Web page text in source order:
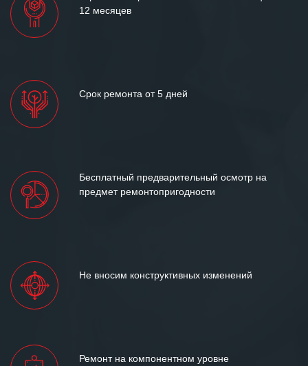
12 месяцев
Срок ремонта от 5 дней
Бесплатный предварительный осмотр на
предмет ремонтопригодности
Не вносим конструктивных изменений
Ремонт на компонентном уровне